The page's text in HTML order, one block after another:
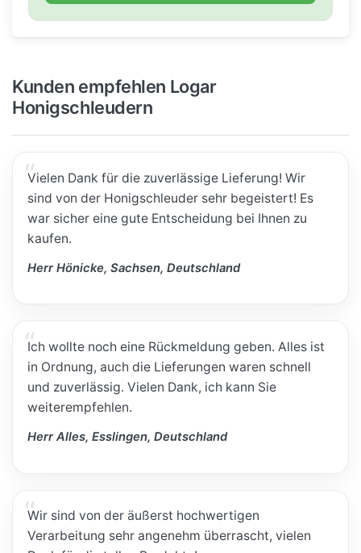
Kunden empfehlen Logar
Honigschleudern
Vielen Dank für die zuverlässige Lieferung! Wir
sind von der Honigschleuder sehr begeistert! Es
war sicher eine gute Entscheidung bei Ihnen zu
kaufen.
Herr Hönicke, Sachsen, Deutschland
Ich wollte noch eine Rückmeldung geben. Alles ist
in Ordnung, auch die Lieferungen waren schnell
und zuverlässig. Vielen Dank, ich kann Sie
weiterempfehlen.
Herr Alles, Esslingen, Deutschland
Wir sind von der äußerst hochwertigen
Verarbeitung sehr angenehm überrascht, vielen